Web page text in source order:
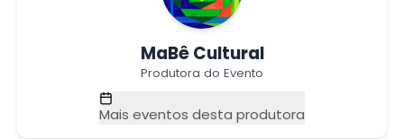
MaBê Cultural
Produtora do Evento
Mais eventos desta produtora